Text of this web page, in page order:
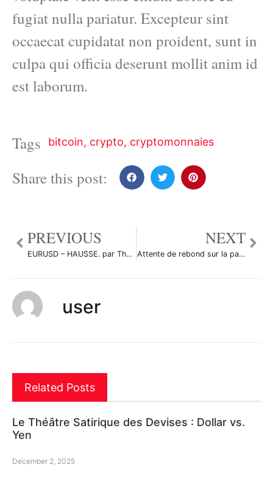
fugiat nulla pariatur. Excepteur sint
occaecat cupidatat non proident, sunt in
culpa qui officia deserunt mollit anim id
est laborum.
Tags bitcoin, crypto, cryptomonnaies
Share this post:
PREVIOUS
EURUSD – HAUSSE. par The-tradermate
NEXT
Attente de rebond sur la paire USDJPY par kryopod
user
Related Posts
Le Théâtre Satirique des Devises : Dollar vs.
Yen
December 2, 2025